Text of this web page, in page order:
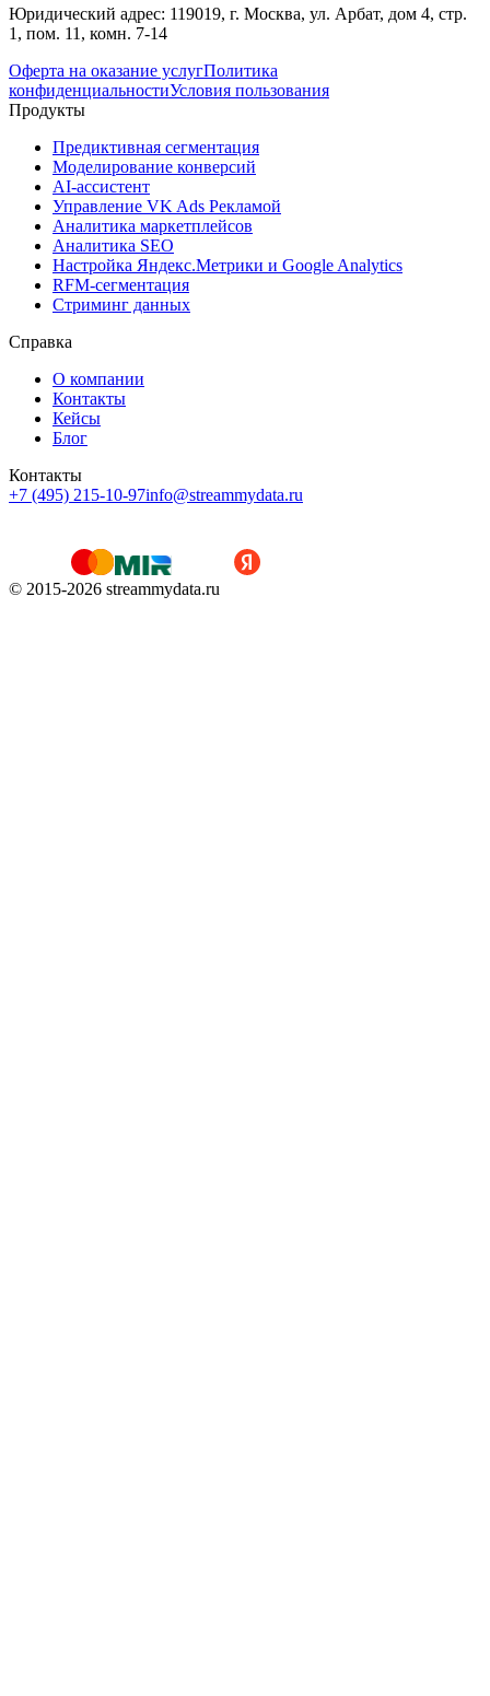
Юридический адрес: 119019, г. Москва, ул. Арбат, дом 4, стр.
1, пом. 11, комн. 7-14
Оферта на оказание услугПолитика
конфиденциальностиУсловия пользования
Продукты
Предиктивная сегментация
Моделирование конверсий
AI-ассистент
Управление VK Ads Рекламой
Аналитика маркетплейсов
Аналитика SEO
Настройка Яндекс.Метрики и Google Analytics
RFM-сегментация
Cтриминг данных
Справка
О компании
Контакты
Кейсы
Блог
Контакты
+7 (495) 215-10-97info@streammydata.ru
© 2015-2026 streammydata.ru